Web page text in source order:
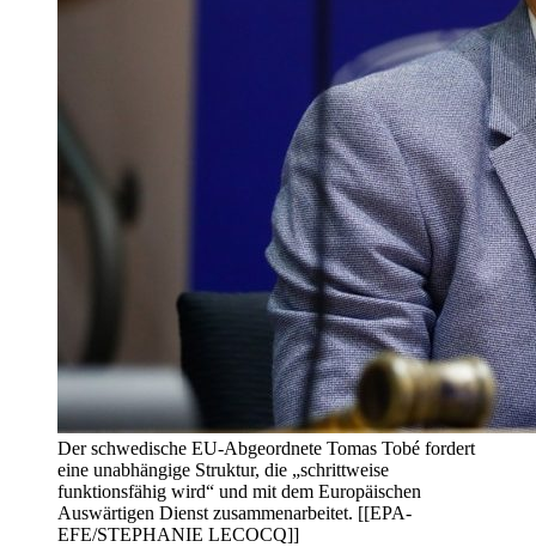
Der schwedische EU-Abgeordnete Tomas Tobé fordert
eine unabhängige Struktur, die „schrittweise
funktionsfähig wird“ und mit dem Europäischen
Auswärtigen Dienst zusammenarbeitet. [[EPA-
EFE/STEPHANIE LECOCQ]]